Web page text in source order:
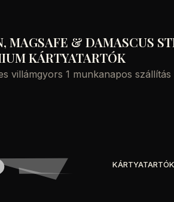
MAGSAFE & DAMASCUS
KÁRTYATARTÓK
villámgyors 1 munkanapos
KÁRTYATARTÓK